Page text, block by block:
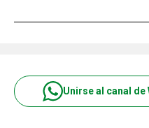
Unirse al canal de